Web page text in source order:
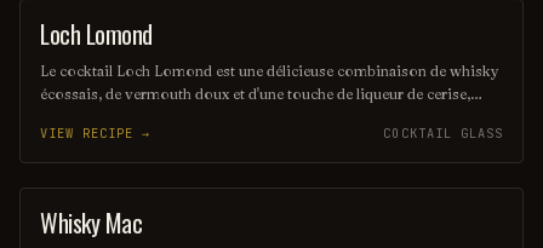
ORDINARY DRINK
Loch Lomond
Le cocktail Loch Lomond est une délicieuse combinaison de whisky
écossais, de vermouth doux et d'une touche de liqueur de cerise,
garniture de zeste d'orange, il évoque les paysages pittoresques des
Highlands écossais. Ce mélange harmonieux est parfait pour ceux
qui recherchent une expérience gustative unique et raffinée.
VIEW RECIPE → COCKTAIL GLASS
ORDINARY DRINK
Whisky Mac